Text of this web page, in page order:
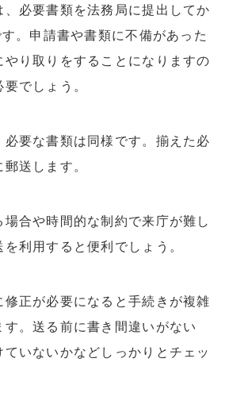
必要書類を法務局に提出してか
。申請書や書類に不備があった
り取りをすることになりますの
でしょう。
要な書類は同様です。揃えた必
送します。
合や時間的な制約で来庁が難し
利用すると便利でしょう。
正が必要になると手続きが複雑
。送る前に書き間違いがない
いないかなどしっかりとチェッ